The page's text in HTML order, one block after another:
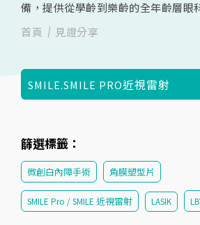
備，提供從學齡到樂齡的全年齡層眼
首頁
見證分享
SMILE.SMILE PRO近視雷射
篩選標籤：
微創白內障手術 角膜塑型片
SMILE Pro / SMILE 近視雷射 LASIK